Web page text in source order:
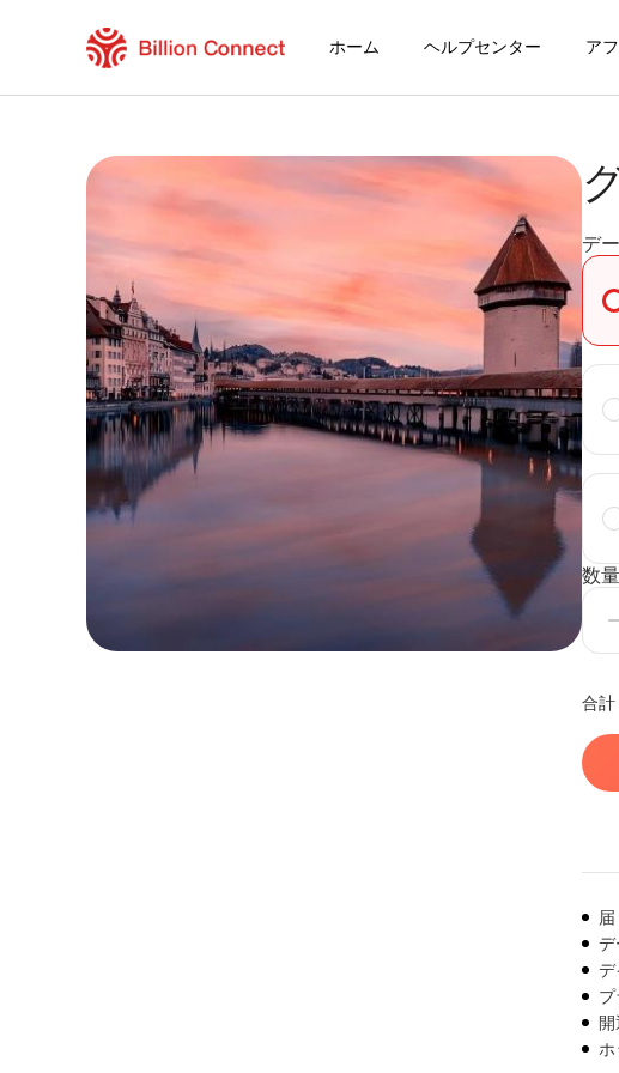
ホーム ヘルプセンター ア
現在の目的地の周遊プラン
eSIMの利用方法
Republic Of MaliでBillion Connect eSIMを利用
Billion Connect グローバルeSIM [155地域対応]
目的地とデータプランを選ぶ
eSIMをインストールする
データプランを利用する
安定したインターネット接続
ローミング費用を回避
24時間年中無休のカスタマーサービス
簡単なインストール
国内の電話番号をそのままキープ
デ
数量
合計
デ
デ
ホ